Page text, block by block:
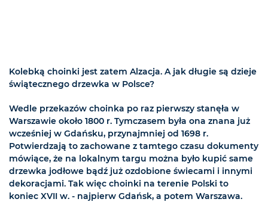
Kolebką choinki jest zatem Alzacja. A jak długie są dzieje
świątecznego drzewka w Polsce?
Wedle przekazów choinka po raz pierwszy stanęła w
Warszawie około 1800 r. Tymczasem była ona znana już
wcześniej w Gdańsku, przynajmniej od 1698 r.
Potwierdzają to zachowane z tamtego czasu dokumenty
mówiące, że na lokalnym targu można było kupić same
drzewka jodłowe bądź już ozdobione świecami i innymi
dekoracjami. Tak więc choinki na terenie Polski to
koniec XVII w. - najpierw Gdańsk, a potem Warszawa.